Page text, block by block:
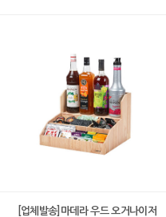
[업체발송]마데라 우드 오거나이저